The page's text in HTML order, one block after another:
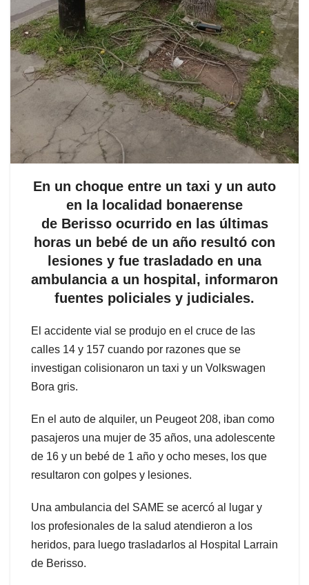
En un choque entre un taxi y un auto
en la localidad bonaerense
de Berisso ocurrido en las últimas
horas un bebé de un año resultó con
lesiones y fue trasladado en una
ambulancia a un hospital, informaron
fuentes policiales y judiciales.
El accidente vial se produjo en el cruce de las
calles 14 y 157 cuando por razones que se
investigan colisionaron un taxi y un Volkswagen
Bora gris.
En el auto de alquiler, un Peugeot 208, iban como
pasajeros una mujer de 35 años, una adolescente
de 16 y un bebé de 1 año y ocho meses, los que
resultaron con golpes y lesiones.
Una ambulancia del SAME se acercó al lugar y
los profesionales de la salud atendieron a los
heridos, para luego trasladarlos al Hospital Larrain
de Berisso.